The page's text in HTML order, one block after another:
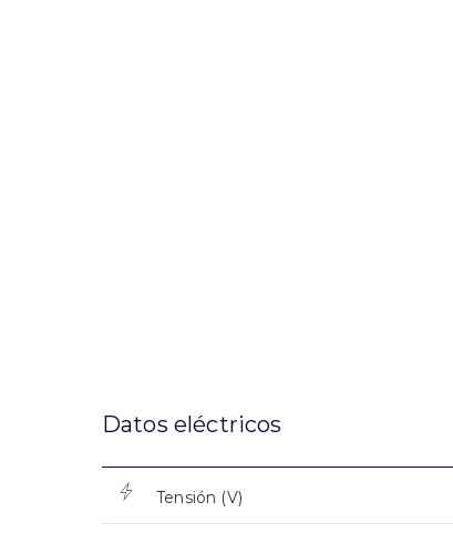
Datos eléctricos
Tensión (V)